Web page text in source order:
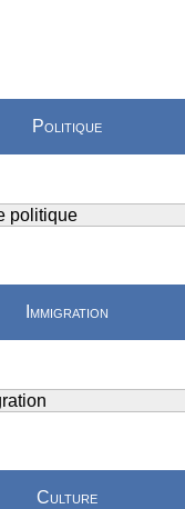
Politique
Immigration
Culture